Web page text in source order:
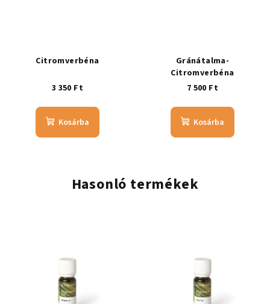
Citromverbéna
3 350 Ft
Kosárba
Gránátalma-
Citromverbéna
7 500 Ft
Kosárba
Hasonló termékek